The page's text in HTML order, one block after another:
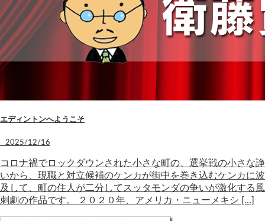
エディントンへようこそ
2025/12/16
コロナ禍でロックダウンされた小さな町の、選挙戦の小さな諍
いから、現職と対立候補のケンカが街中を巻き込むケンカに波
及して、町の住人が二分してスッタモンダの争いが激化する風
刺劇の作品です。 ２０２０年、アメリカ・ニューメキシ […]